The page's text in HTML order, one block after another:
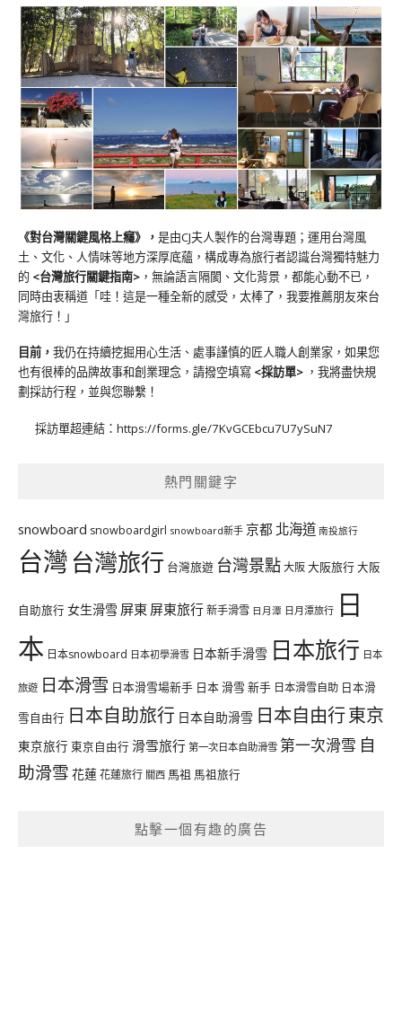
《對台灣關鍵風格上癮》 ， 是由CJ夫人製作的台灣專題；運用台灣風
土、文化、人情味等地方深厚底蘊，構成專為旅行者認識台灣獨特魅力
的 <台灣旅行關鍵指南> ，無論語言隔閡、文化背景，都能心動不已，
同時由衷稱道「哇！這是一種全新的感受，太棒了，我要推薦朋友來台
灣旅行！」
目前， 我仍在持續挖掘用心生活、處事謹慎的匠人職人創業家，如果您
也有很棒的品牌故事和創業理念，請撥空填寫 <採訪單> ，我將盡快規
劃採訪行程，並與您聯繫！
採訪單超連結： https://forms.gle/7KvGCEbcu7U7ySuN7
熱門關鍵字
snowboard snowboardgirl snowboard新手 京都 北海道 南投旅行
台灣台灣旅行 台灣旅遊 台灣景點大阪大阪旅行大阪
自助旅行 女生滑雪 屏東 屏東旅行新手滑雪 日月潭 日月潭旅行 日
本 日本snowboard 日本初學滑雪 日本新手滑雪 日本旅行 日本
旅遊 日本滑雪 日本滑雪場新手 日本 滑雪 新手 日本滑雪自助 日本滑
雪自由行 日本自助旅行 日本自助滑雪 日本自由行東京
東京旅行 東京自由行 滑雪旅行 第一次日本自助滑雪 第一次滑雪 自
助滑雪 花蓮花蓮旅行 關西 馬祖 馬祖旅行
點擊一個有趣的廣告